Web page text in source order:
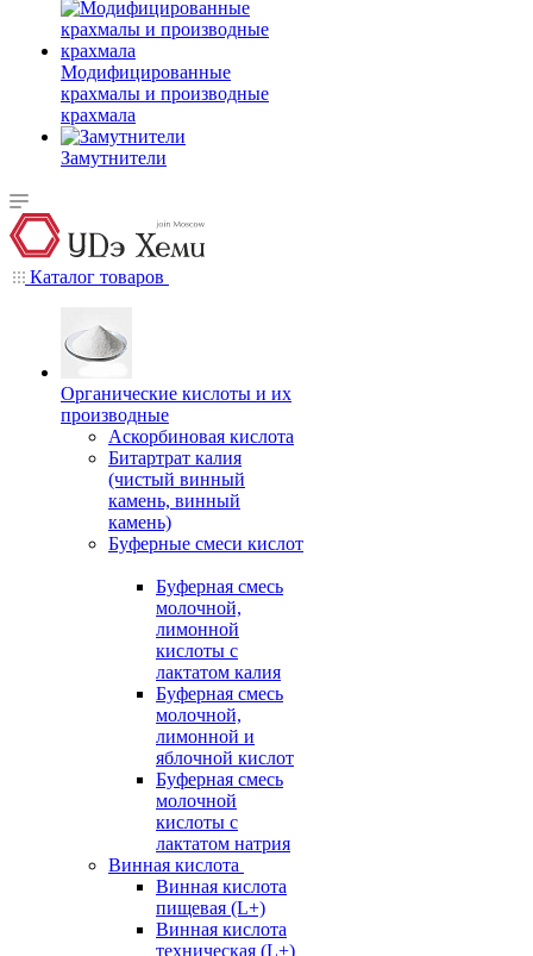
Модифицированные
крахмалы и производные
крахмала
Замутнители
Каталог товаров
Органические кислоты и их
производные
Аскорбиновая кислота
Битартрат калия
(чистый винный
камень, винный
камень)
Буферные смеси кислот
Буферная смесь
молочной,
лимонной
кислоты с
лактатом калия
Буферная смесь
молочной,
лимонной и
яблочной кислот
Буферная смесь
молочной
кислоты с
лактатом натрия
Винная кислота
Винная кислота
пищевая (L+)
Винная кислота
техническая (L+)